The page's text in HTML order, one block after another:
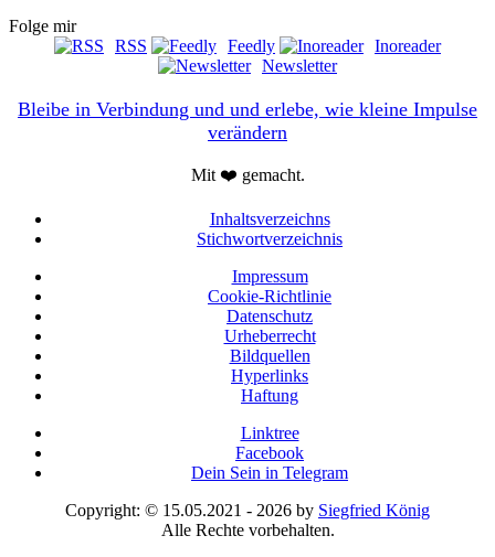
Folge mir
RSS
Feedly
Inoreader
Newsletter
Bleibe in Verbindung und und erlebe, wie kleine Impulse
verändern
Mit ❤️ gemacht.
Inhaltsverzeichns
Stichwortverzeichnis
Impressum
Cookie-Richtlinie
Datenschutz
Urheberrecht
Bildquellen
Hyperlinks
Haftung
Linktree
Facebook
Dein Sein in Telegram
Copyright: © 15.05.2021 - 2026 by Siegfried König
Alle Rechte vorbehalten.